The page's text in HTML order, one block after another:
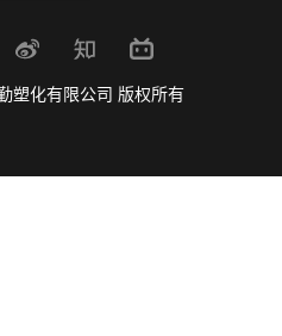
塑化有限公司 版权所有